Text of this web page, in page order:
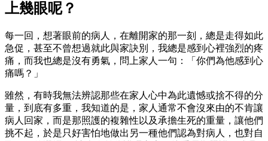
上幾眼呢？
每一回，想著眼前的病人，在離開家的那一刻，總是走得如此
急促，甚至不曾想過就此與家訣別，我總是感到心裡強烈的疼
痛，而我也總是沒有勇氣，問上家人一句：「你們為他感到心
痛嗎？」
雖然，有時我無法辨認那些在家人心中為此遺憾或捨不得的分
量，到底有多重，我知道的是，家人通常不會沒來由的不肯讓
病人回家，而是那照護的複雜性以及承擔生死的重量，讓他們
挑不起，於是只好害怕地做出另一種他們認為對病人，也對自